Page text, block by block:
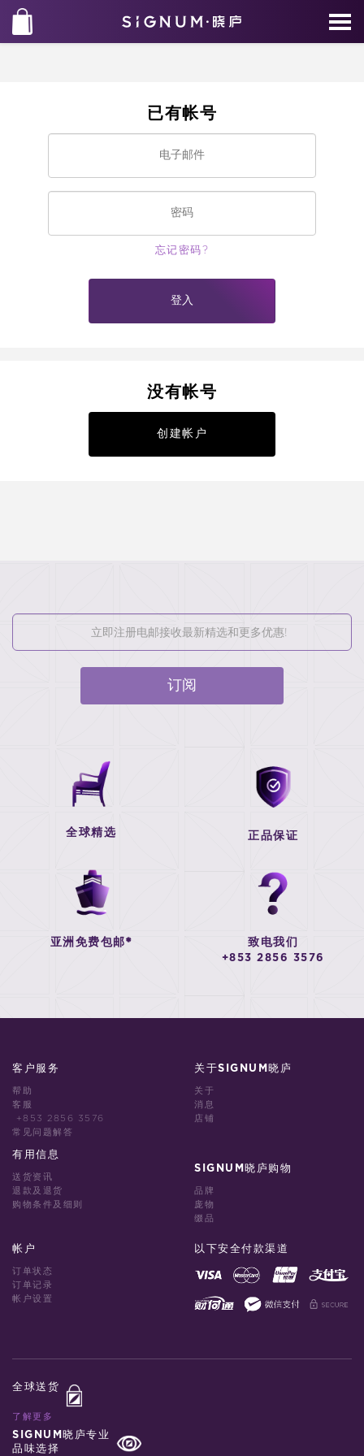
已有帐号
忘记密码?
登入
没有帐号
创建帐户
订阅
全球精选 正品保证
亚洲免费包邮* 致电我们
+853 2856 3576
客户服务
帮助
客服
+853 2856 3576
常见问题解答
有用信息
送货资讯
退款及退货
购物条件及细则
关于SIGNUM晓庐
关于
消息
店铺
SIGNUM晓庐购物
品牌
庞物
缀品
帐户
订单状态
订单记录
帐户设置
以下安全付款渠道
全球送货
了解更多
SIGNUM晓庐专业
品味选择